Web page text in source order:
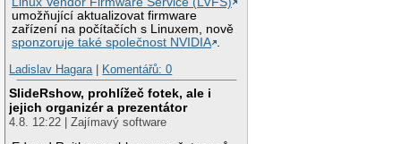
umožňující aktualizovat firmware
zařízení na počítačích s Linuxem, nově
sponzoruje také společnost NVIDIA .
Ladislav Hagara| Komentářů: 0
SlideRshow, prohlížeč fotek, ale i
jejich organizér a prezentátor
4.8. 12:22 | Zajímavý software